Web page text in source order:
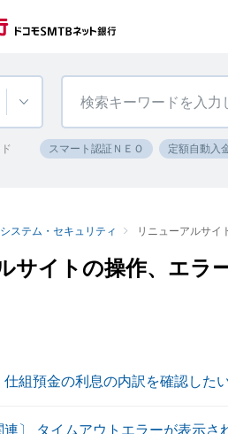
スマート認証ＮＥＯ 定額自動入
システム・セキュリティ リニューアルサイ
サイトの操作、エラ
仕組預金の利息の内訳を確認したい
連〕 タイムアウトエラーが表示さ